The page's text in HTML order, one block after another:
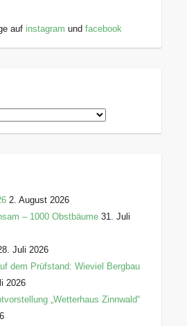
konnte bereits
werden. Großer Dank
haben sich der Chor
mit ihren
angesagt und für das
diesen Tag gemeinsam zu
für unsere Natur,
auf instagram undfacebook
2. August 2026
– 1000 Obstbäume 31. Juli
Juli 2026
dem Prüfstand: Wieviel Bergbau
2026
„Wetterhaus Zinnwald“